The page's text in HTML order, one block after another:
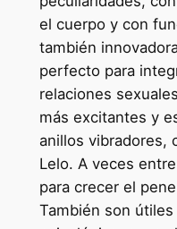
el cuerpo y con
también
perfecto para
relaciones
más excitantes y
anillos vibradores,
Lelo. A veces
para crecer el
También son